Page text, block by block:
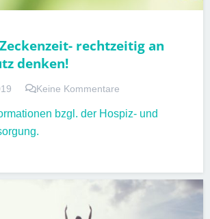
Zeckenzeit- rechtzeitig an
denken!
Keine Kommentare
bzgl. der Hospiz- und